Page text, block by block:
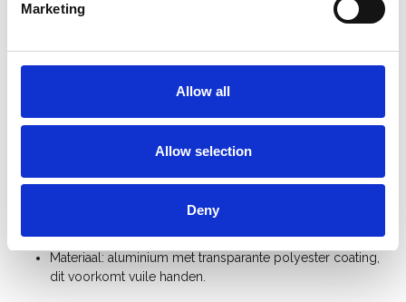
Marketing
Allow all
Allow selection
Deny
Beschrijving
Solide aluminium werkbank met spreidbeveiliging. Compact,
2 schragen in combinatie met een rolsteiger platform vormen
Draagvlak: 80 x 830 mm
Draagvermogen: 200 kg
Materiaal: aluminium met transparante polyester coating,
dit voorkomt vuile handen.